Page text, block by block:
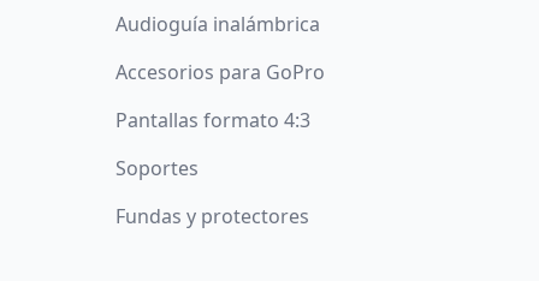
Audioguía inalámbrica
Accesorios para GoPro
Pantallas formato 4:3
Soportes
Fundas y protectores